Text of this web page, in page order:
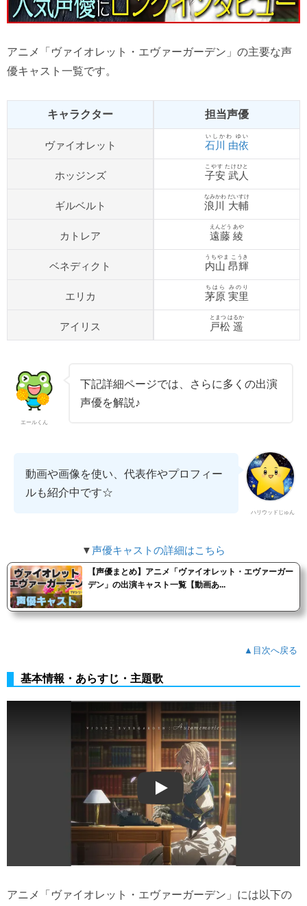
アニメ「ヴァイオレット・エヴァーガーデン」の主要な声
優キャスト一覧です。
キャラクター 担当声優
ヴァイオレット 石川 由依
いしかわ ゆい
ホッジンズ 子安 武人
こやす たけひと
ギルベルト 浪川 大輔
なみかわ だいすけ
カトレア 遠藤 綾
えんどう あや
ベネディクト 内山 昂輝
うちやま こうき
エリカ 茅原 実里
ちはら みのり
アイリス 戸松 遥
とまつ はるか
エールくん
下記詳細ページでは、さらに多くの出演
声優を解説♪
ハリウッドじゅん
動画や画像を使い、代表作やプロフィー
ルも紹介中です☆
▼声優キャストの詳細はこちら
【声優まとめ】アニメ「ヴァイオレット・エヴァーガー
デン」の出演キャスト一覧【動画あ...
▲目次へ戻る
基本情報・あらすじ・主題歌
Play
アニメ「ヴァイオレット・エヴァーガーデン」には以下の